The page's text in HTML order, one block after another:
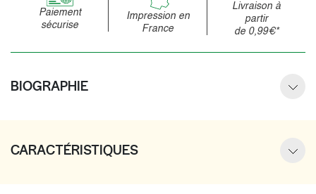
Paiement
sécurise
Impression en
France
Livraison à
partir
de 0,99€*
BIOGRAPHIE
CARACTÉRISTIQUES